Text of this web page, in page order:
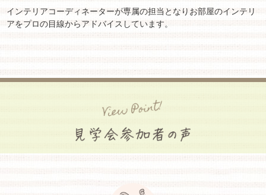
インテリアコーディネーターが専属の担当となりお部屋のインテリ
アをプロの目線からアドバイスしています。